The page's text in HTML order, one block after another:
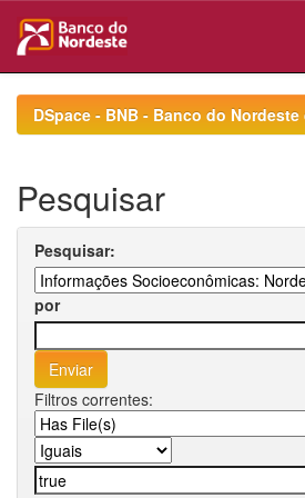
navigationDSpace - BNB - Banco do
Pesquisar
Pesquisar:
por
Filtros correntes: